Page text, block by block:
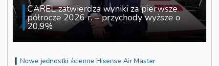
CAREL zatwierdza wyniki za pierwsze
półrocze 2026 r. – przychody wyższe o
20,9%
Nowe jednostki ścienne Hisense Air Master